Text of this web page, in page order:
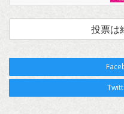
投票は